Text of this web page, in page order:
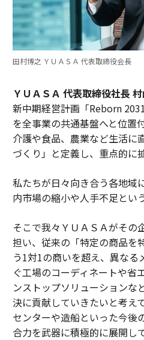
田村博之 ＹＵＡＳＡ 代表取締役会長
ＹＵＡＳＡ 代表取締役社長
新中期経営計画「Reborn
を全事業の共通基盤へと位置
介護や食品、農業など生活に
づくり」と定義し、重点的に
私たちが日々向き合う各地域
内市場の縮小や人手不足とい
そこで我々ＹＵＡＳＡがその
担い、従来の「特定の商品を
う1対1の商いを超え、異な
ぐ工場のコーディネートや省
ンストップソリューションな
決に貢献していきたいと考え
センターや造船といった今後
合力を武器に積極的に展開し